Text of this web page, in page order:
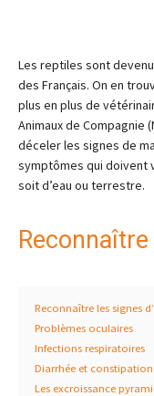
Les reptiles sont
des Français. On en
plus en plus de
Animaux de Compagnie
déceler les signes de
symptômes qui doivent
soit d’eau ou terrestre.
Reconnaître les signes
Problèmes oculaires
Infections respiratoires
Diarrhée et constipation
Les excroissance